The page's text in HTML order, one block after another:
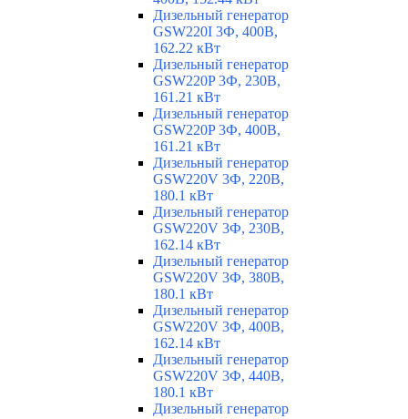
Дизельный генератор
GSW220I 3Ф, 400В,
162.22 кВт
Дизельный генератор
GSW220P 3Ф, 230В,
161.21 кВт
Дизельный генератор
GSW220P 3Ф, 400В,
161.21 кВт
Дизельный генератор
GSW220V 3Ф, 220В,
180.1 кВт
Дизельный генератор
GSW220V 3Ф, 230В,
162.14 кВт
Дизельный генератор
GSW220V 3Ф, 380В,
180.1 кВт
Дизельный генератор
GSW220V 3Ф, 400В,
162.14 кВт
Дизельный генератор
GSW220V 3Ф, 440В,
180.1 кВт
Дизельный генератор